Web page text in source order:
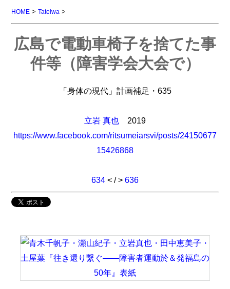
HOME >Tateiwa >
広島で電動車椅子を捨てた事
件等（障害学会大会で）
「身体の現代」計画補足・635
立岩 真也 2019
https://www.facebook.com/ritsumeiarsvi/posts/24150677
15426868
634 < / > 636